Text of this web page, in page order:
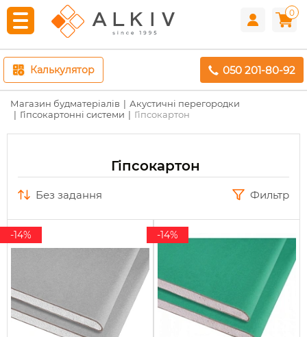
0
Калькулятор 050 201-80-92
Магазин будматеріалів
Акустичні перегородки
Гіпсокартонні системи
Гіпсокартон
Гіпсокартон
без задання Фильтр
-14% -14%